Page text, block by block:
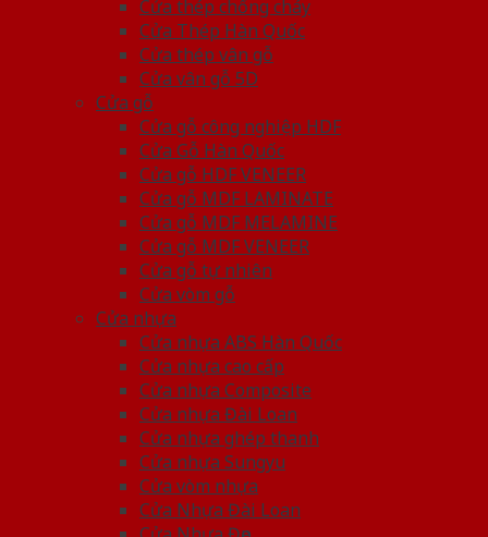
Cửa thép chống cháy
Cửa Thép Hàn Quốc
Cửa thép vân gỗ
Cửa vân gỗ 5D
Cửa gỗ
Cửa gỗ công nghiệp HDF
Cửa Gỗ Hàn Quốc
Cửa gỗ HDF VENEER
Cửa gỗ MDF LAMINATE
Cửa gỗ MDF MELAMINE
Cửa gỗ MDF VENEER
Cửa gỗ tự nhiên
Cửa vòm gỗ
Cửa nhựa
Cửa nhựa ABS Hàn Quốc
Cửa nhựa cao cấp
Cửa nhựa Composite
Cửa nhựa Đài Loan
Cửa nhựa ghép thanh
Cửa nhựa Sungyu
Cửa vòm nhựa
Cửa Nhựa Đài Loan